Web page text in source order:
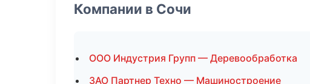
Компании в Сочи
ООО Индустрия Групп — Деревообработка
ЗАО Партнер Техно — Машиностроение